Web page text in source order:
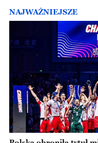
NAJWAŻNIEJSZE